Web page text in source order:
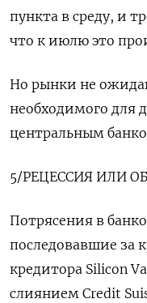
пункта в среду, и
что к июлю это
Но рынки не
необходимого для
центральным
5/РЕЦЕССИЯ ИЛИ
Потрясения в
последовавшие за
кредитора Silicon
слиянием Credit